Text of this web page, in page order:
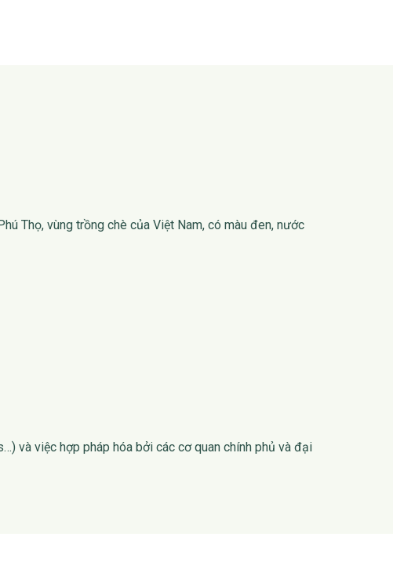
Thọ, vùng trồng chè của Việt Nam, có màu đen, nước
và việc hợp pháp hóa bởi các cơ quan chính phủ và đại